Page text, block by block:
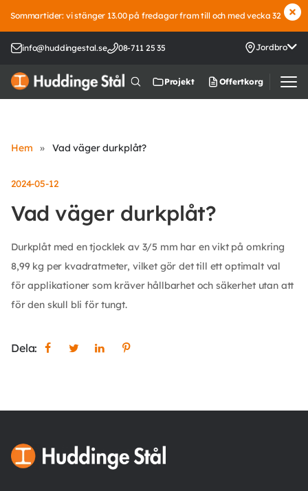
Sommartider: vi stänger 13.00 på fredagar fram till och med vecka 32
info@huddingestal.se 08-711 25 35 Jordbro
Projekt Offertkorg
Hem » Vad väger durkplåt?
2024-05-12
Vad väger durkplåt?
Durkplåt med en tjocklek av 3/5 mm har en vikt på omkring
8,99 kg per kvadratmeter, vilket gör det till ett optimalt val
för applikationer som kräver hållbarhet och säkerhet utan att
för den skull bli för tungt.
Dela: